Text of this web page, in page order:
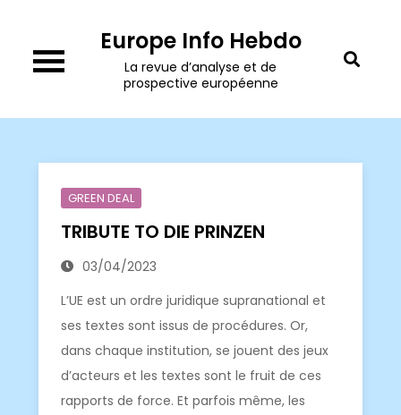
content
Europe Info Hebdo
La revue d’analyse et de
prospective européenne
GREEN DEAL
TRIBUTE TO DIE PRINZEN
03/04/2023
L’UE est un ordre juridique supranational et
ses textes sont issus de procédures. Or,
dans chaque institution, se jouent des jeux
d’acteurs et les textes sont le fruit de ces
rapports de force. Et parfois même, les